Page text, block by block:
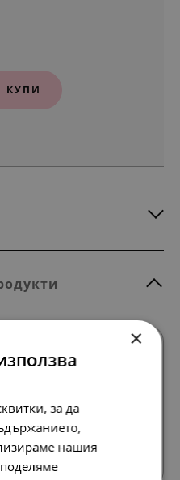
КУПИ
Всички продукти
×
за да
нашия